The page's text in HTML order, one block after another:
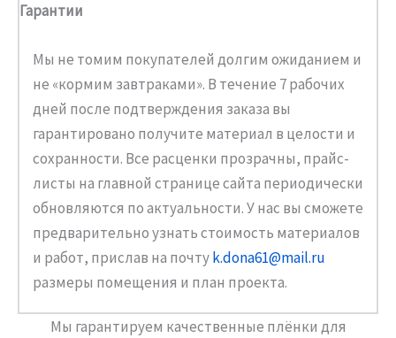
Гарантии
Мы не томим покупателей долгим ожиданием и
не «кормим завтраками». В течение 7 рабочих
дней после подтверждения заказа вы
гарантировано получите материал в целости и
сохранности. Все расценки прозрачны, прайс-
листы на главной странице сайта периодически
обновляются по актуальности. У нас вы сможете
предварительно узнать стоимость материалов
и работ, прислав на почтуk.dona61@mail.ru
размеры помещения и план проекта.
Мы гарантируем качественные плёнки для